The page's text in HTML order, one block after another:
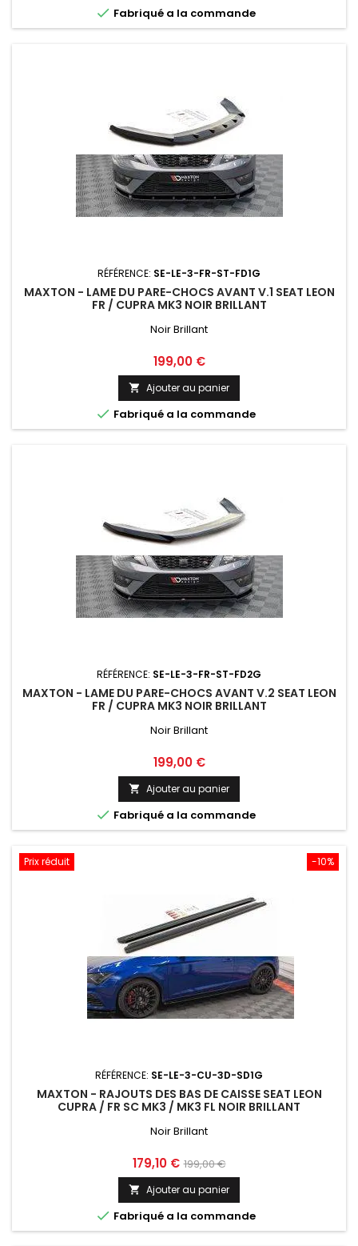
 Fabriqué a la commande
RÉFÉRENCE: SE-LE-3-FR-ST-FD1G
MAXTON - LAME DU PARE-CHOCS AVANT V.1 SEAT LEON
FR / CUPRA MK3 NOIR BRILLANT
Noir Brillant
Prix
199,00 €
 Ajouter au panier
 Fabriqué a la commande
RÉFÉRENCE: SE-LE-3-FR-ST-FD2G
MAXTON - LAME DU PARE-CHOCS AVANT V.2 SEAT LEON
FR / CUPRA MK3 NOIR BRILLANT
Noir Brillant
Prix
199,00 €
 Ajouter au panier
 Fabriqué a la commande
-10%
Prix réduit
RÉFÉRENCE: SE-LE-3-CU-3D-SD1G
MAXTON - RAJOUTS DES BAS DE CAISSE SEAT LEON
CUPRA / FR SC MK3 / MK3 FL NOIR BRILLANT
Noir Brillant
Prix
179,10 € Prix
base
199,00 €
 Ajouter au panier
 Fabriqué a la commande